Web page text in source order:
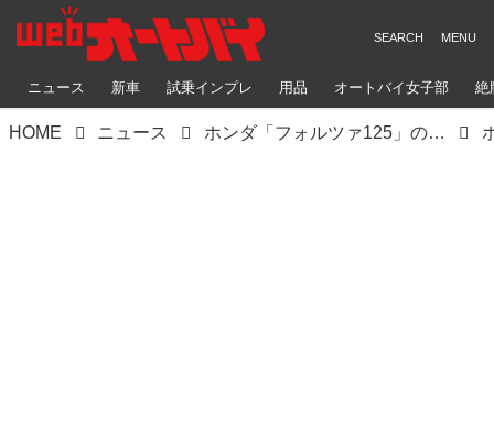
ニュース 新車 試乗インプレ 用品 オートバイ女子部 絶
HOME ニュース ホンダ「フォルツァ125」の2021年モデルが登場！ 欧州で人気のプレミアムスクーターが、より実用的に進化【2021速報】